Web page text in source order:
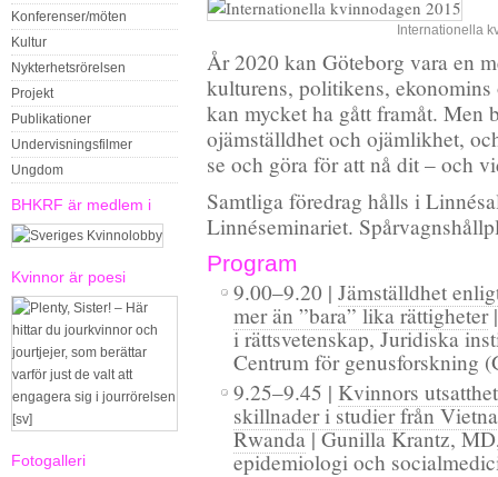
Konferenser/möten
Kultur
Nykterhetsrörelsen
Projekt
Publikationer
Undervisningsfilmer
Ungdom
BHKRF är medlem i
Kvinnor är poesi
Fotogalleri
Internationella
År 2020 kan Göteborg vara en
kulturens, politikens,
kan mycket ha gått framåt. Men
ojämställdhet och ojämlikhet,
se och göra för att nå dit – och
Samtliga föredrag hålls i
Linnéseminariet.
Program
9.00–9.20 | Jämställdhet
mer än ”bara” lika rättigheter|
i rättsvetenskap, Juridiska
Centrum för genusforskning
9.25–9.45 | Kvinnors
skillnader i studier från
Rwanda| Gunilla Krantz,
epidemiologi och